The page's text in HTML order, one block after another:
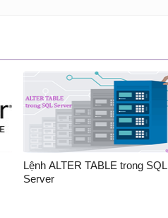
Lệnh ALTER TABLE trong SQL
Server